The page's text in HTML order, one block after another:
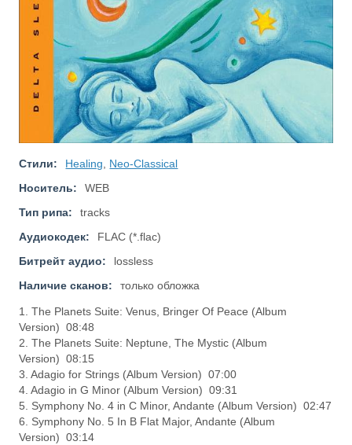
Стили: Healing
Neo-Classical
Носитель:
WEB
Тип рипа:
tracks
Аудиокодек:
FLAC (*.flac)
Битрейт аудио:
lossless
Наличие сканов:
только обложка
1. The Planets Suite: Venus, Bringer Of Peace (Album
Version) 08:48
2. The Planets Suite: Neptune, The Mystic (Album
Version) 08:15
3. Adagio for Strings (Album Version) 07:00
4. Adagio in G Minor (Album Version) 09:31
5. Symphony No. 4 in C Minor, Andante (Album Version) 02:47
6. Symphony No. 5 In B Flat Major, Andante (Album
Version) 03:14